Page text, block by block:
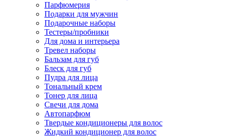
Парфюмерия
Подарки для мужчин
Подарочные наборы
Тестеры/пробники
Для дома и интерьера
Тревел наборы
Бальзам для губ
Блеск для губ
Пудра для лица
Тональный крем
Тонер для лица
Свечи для дома
Автопарфюм
Твердые кондиционеры для волос
Жидкий кондиционер для волос